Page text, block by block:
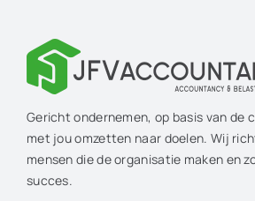
Gericht ondernemen, op basis van de
met jou omzetten naar doelen. Wij
mensen die de organisatie maken en
succes.